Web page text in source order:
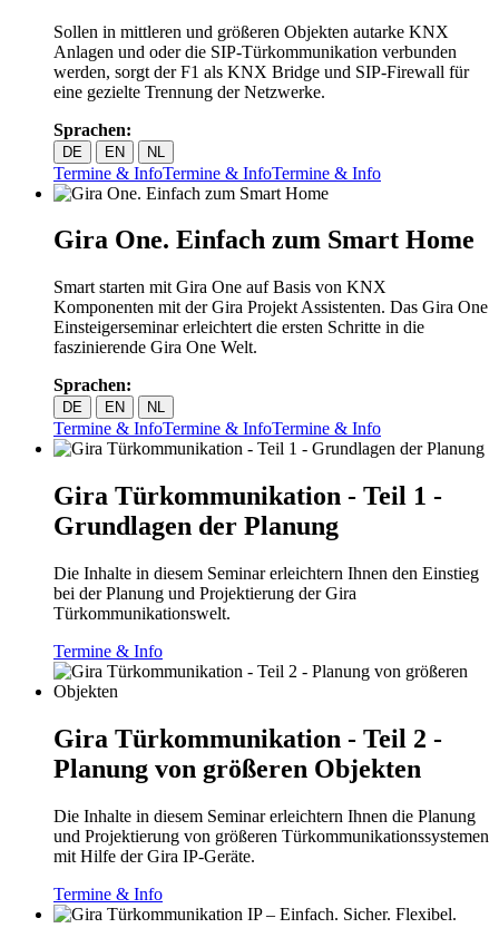
Sollen in mittleren und größeren Objekten autarke KNX
Anlagen und oder die SIP-Türkommunikation verbunden
werden, sorgt der F1 als KNX Bridge und SIP-Firewall für
eine gezielte Trennung der Netzwerke.
Sprachen:
DE EN NL
Termine & InfoTermine & InfoTermine & Info
Gira One. Einfach zum Smart Home
Smart starten mit Gira One auf Basis von KNX
Komponenten mit der Gira Projekt Assistenten. Das Gira One
Einsteigerseminar erleichtert die ersten Schritte in die
faszinierende Gira One Welt.
Sprachen:
DE EN NL
Termine & InfoTermine & InfoTermine & Info
Gira Türkommunikation - Teil 1 -
Grundlagen der Planung
Die Inhalte in diesem Seminar erleichtern Ihnen den Einstieg
bei der Planung und Projektierung der Gira
Türkommunikationswelt.
Termine & Info
Gira Türkommunikation - Teil 2 -
Planung von größeren Objekten
Die Inhalte in diesem Seminar erleichtern Ihnen die Planung
und Projektierung von größeren Türkommunikationssystemen
mit Hilfe der Gira IP-Geräte.
Termine & Info